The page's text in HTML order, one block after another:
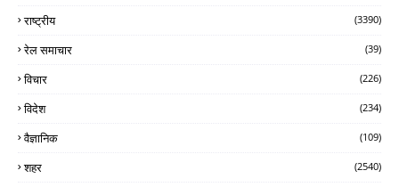
राष्ट्रीय (3390)
रेल समाचार (39)
विचार (226)
विदेश (234)
वैज्ञानिक (109)
शहर (2540)